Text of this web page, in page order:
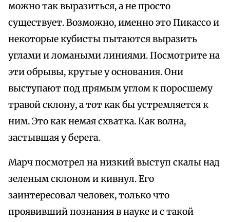
можно так выразиться, а не просто
существует. Возможно, именно это Пикассо и
некоторые кубисты пытаются выразить
углами и ломаными линиями. Посмотрите на
эти обрывы, крутые у основания. Они
выступают под прямым углом к поросшему
травой склону, а тот как бы устремляется к
ним. Это как немая схватка. Как волна,
застывшая у берега.
Марч посмотрел на низкий выступ скалы над
зеленым склоном и кивнул. Его
заинтересовал человек, только что
проявивший познания в науке и с такой